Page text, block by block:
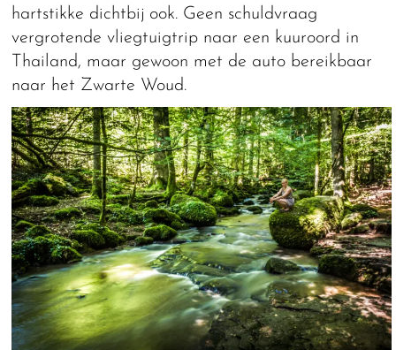
hartstikke dichtbij ook. Geen schuldvraag
vergrotende vliegtuigtrip naar een kuuroord in
Thailand, maar gewoon met de auto bereikbaar
naar het Zwarte Woud.